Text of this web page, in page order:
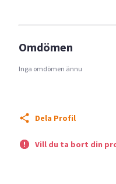
Omdömen
Inga omdömen ännu
Dela Profil
Vill du ta bort din